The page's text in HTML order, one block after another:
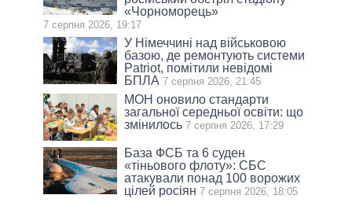
«Чорноморець»
7 серпня 2026, 19:17
У Німеччині над військовою
базою, де ремонтують системи
Patriot, помітили невідомі
БПЛА 7 серпня 2026, 21:45
МОН оновило стандарти
загальної середньої освіти: що
змінилось 7 серпня 2026, 17:29
База ФСБ та 6 суден
«тіньового флоту»: СБС
атакували понад 100 ворожих
цілей росіян 7 серпня 2026, 18:05